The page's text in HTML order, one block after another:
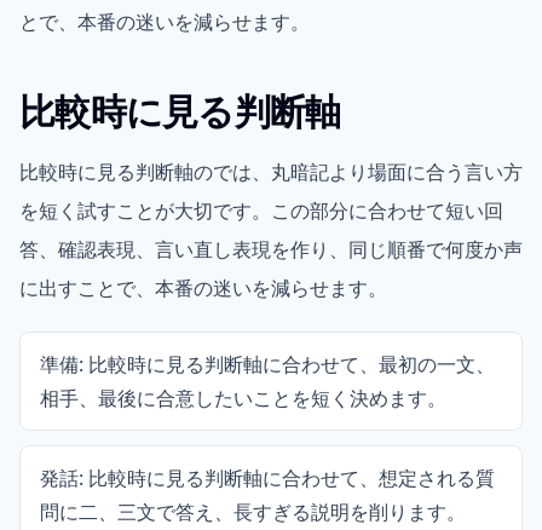
とで、本番の迷いを減らせます。
比較時に見る判断軸
比較時に見る判断軸のでは、丸暗記より場面に合う言い方
を短く試すことが大切です。この部分に合わせて短い回
答、確認表現、言い直し表現を作り、同じ順番で何度か声
に出すことで、本番の迷いを減らせます。
準備: 比較時に見る判断軸に合わせて、最初の一文、
相手、最後に合意したいことを短く決めます。
発話: 比較時に見る判断軸に合わせて、想定される質
問に二、三文で答え、長すぎる説明を削ります。